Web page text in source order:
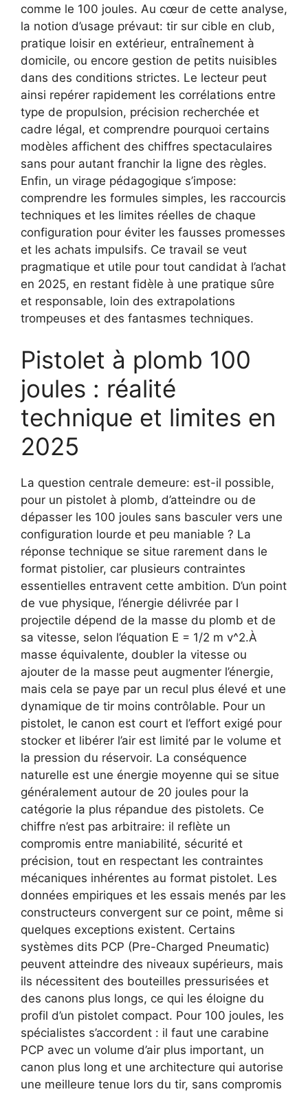
comme le 100 joules. Au cœur de cette analyse,
la notion d’usage prévaut: tir sur cible en club,
pratique loisir en extérieur, entraînement à
domicile, ou encore gestion de petits nuisibles
dans des conditions strictes. Le lecteur peut
ainsi repérer rapidement les corrélations entre
type de propulsion, précision recherchée et
cadre légal, et comprendre pourquoi certains
modèles affichent des chiffres spectaculaires
sans pour autant franchir la ligne des règles.
Enfin, un virage pédagogique s’impose:
comprendre les formules simples, les raccourcis
techniques et les limites réelles de chaque
configuration pour éviter les fausses promesses
et les achats impulsifs. Ce travail se veut
pragmatique et utile pour tout candidat à l’achat
en 2025, en restant fidèle à une pratique sûre
et responsable, loin des extrapolations
trompeuses et des fantasmes techniques.
Pistolet à plomb 100
joules : réalité
technique et limites en
2025
La question centrale demeure: est-il possible,
pour un pistolet à plomb, d’atteindre ou de
dépasser les 100 joules sans basculer vers une
configuration lourde et peu maniable ? La
réponse technique se situe rarement dans le
format pistolier, car plusieurs contraintes
essentielles entravent cette ambition. D’un point
de vue physique, l’énergie délivrée par l
projectile dépend de la masse du plomb et de
sa vitesse, selon l’équation E = 1/2 m v^2.À
masse équivalente, doubler la vitesse ou
ajouter de la masse peut augmenter l’énergie,
mais cela se paye par un recul plus élevé et une
dynamique de tir moins contrôlable. Pour un
pistolet, le canon est court et l’effort exigé pour
stocker et libérer l’air est limité par le volume et
la pression du réservoir. La conséquence
naturelle est une énergie moyenne qui se situe
généralement autour de 20 joules pour la
catégorie la plus répandue des pistolets. Ce
chiffre n’est pas arbitraire: il reflète un
compromis entre maniabilité, sécurité et
précision, tout en respectant les contraintes
mécaniques inhérentes au format pistolet. Les
données empiriques et les essais menés par les
constructeurs convergent sur ce point, même si
quelques exceptions existent. Certains
systèmes dits PCP (Pre-Charged Pneumatic)
peuvent atteindre des niveaux supérieurs, mais
ils nécessitent des bouteilles pressurisées et
des canons plus longs, ce qui les éloigne du
profil d’un pistolet compact. Pour 100 joules, les
spécialistes s’accordent : il faut une carabine
PCP avec un volume d’air plus important, un
canon plus long et une architecture qui autorise
une meilleure tenue lors du tir, sans compromis